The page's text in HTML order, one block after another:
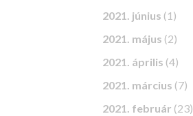
2021. június (1)
2021. május (2)
2021. április (4)
2021. március (7)
2021. február (23)